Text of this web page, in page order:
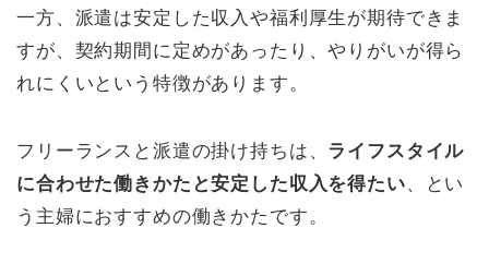
一方、派遣は安定した収入や福利厚生が期待できま
すが、契約期間に定めがあったり、やりがいが得ら
れにくいという特徴があります。
フリーランスと派遣の掛け持ちは、 ライフスタイル
に合わせた働きかたと安定した収入を得たい、とい
う主婦におすすめの働きかたです。